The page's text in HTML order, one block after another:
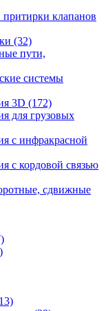
клапанов
(32)
пути,
системы
3D (172)
для грузовых
с инфракрасной
с кордовой связью
сдвижные